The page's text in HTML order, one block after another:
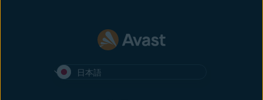
日本語